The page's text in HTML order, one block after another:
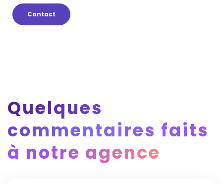
Contact
Quelques
commentaires faits
à notre agence